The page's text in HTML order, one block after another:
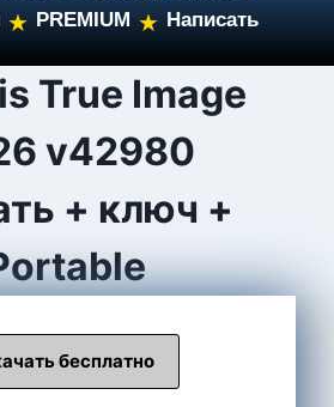
★ PREMIUM ★ Написать
True Image
v42980
+ ключ +
бесплатно